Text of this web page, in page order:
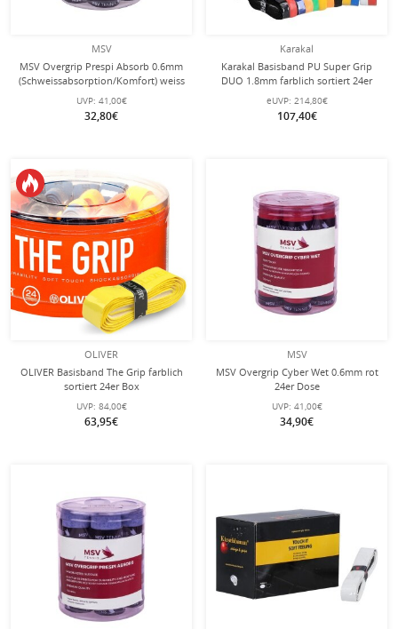
MSV
MSV Overgrip Prespi Absorb 0.6mm
(Schweissabsorption/Komfort) weiss
24er Box
UVP: 41,00€
32,80€
Karakal
Karakal Basisband PU Super Grip
DUO 1.8mm farblich sortiert 24er
Box
eUVP: 214,80€
107,40€
OLIVER
OLIVER Basisband The Grip farblich
sortiert 24er Box
UVP: 84,00€
63,95€
MSV
MSV Overgrip Cyber Wet 0.6mm rot
24er Dose
UVP: 41,00€
34,90€